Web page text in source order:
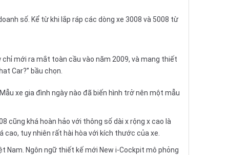
số. Kể từ khi lắp ráp các dòng xe 3008 và 5008 từ
mới ra mắt toàn cầu vào năm 2009, và mang thiết
Car?” bầu chọn.
xe gia đình ngày nào đã biến hình trở nên một mẫu
khá hoàn hảo với thông số dài x rộng x cao là
tuy nhiên rất hài hòa với kích thước của xe.
Nam. Ngôn ngữ thiết kế mới New i-Cockpit mô phỏng